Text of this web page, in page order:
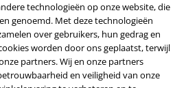
technologieën op onze website, die
genoemd. Met deze technologieën
over gebruikers, hun gedrag en
worden door ons geplaatst, terwijl
partners. Wij en onze partners
en veiligheid van onze